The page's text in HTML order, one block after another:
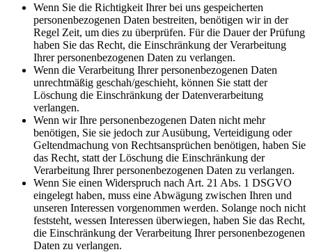
Wenn Sie die Richtigkeit Ihrer bei uns gespeicherten
personenbezogenen Daten bestreiten, benötigen wir in der
Regel Zeit, um dies zu überprüfen. Für die Dauer der Prüfung
haben Sie das Recht, die Einschränkung der Verarbeitung
Ihrer personenbezogenen Daten zu verlangen.
Wenn die Verarbeitung Ihrer personenbezogenen Daten
unrechtmäßig geschah/geschieht, können Sie statt der
Löschung die Einschränkung der Datenverarbeitung
verlangen.
Wenn wir Ihre personenbezogenen Daten nicht mehr
benötigen, Sie sie jedoch zur Ausübung, Verteidigung oder
Geltendmachung von Rechtsansprüchen benötigen, haben Sie
das Recht, statt der Löschung die Einschränkung der
Verarbeitung Ihrer personenbezogenen Daten zu verlangen.
Wenn Sie einen Widerspruch nach Art. 21 Abs. 1 DSGVO
eingelegt haben, muss eine Abwägung zwischen Ihren und
unseren Interessen vorgenommen werden. Solange noch nicht
feststeht, wessen Interessen überwiegen, haben Sie das Recht,
die Einschränkung der Verarbeitung Ihrer personenbezogenen
Daten zu verlangen.